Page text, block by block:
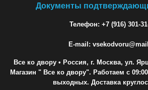
Документы
Телефон: +7 (916) 301-
E-mail:
Все ко двору• Россия, г. Москва, ул.
Магазин " Все ко двору". Работаем с
выходных. Доставка